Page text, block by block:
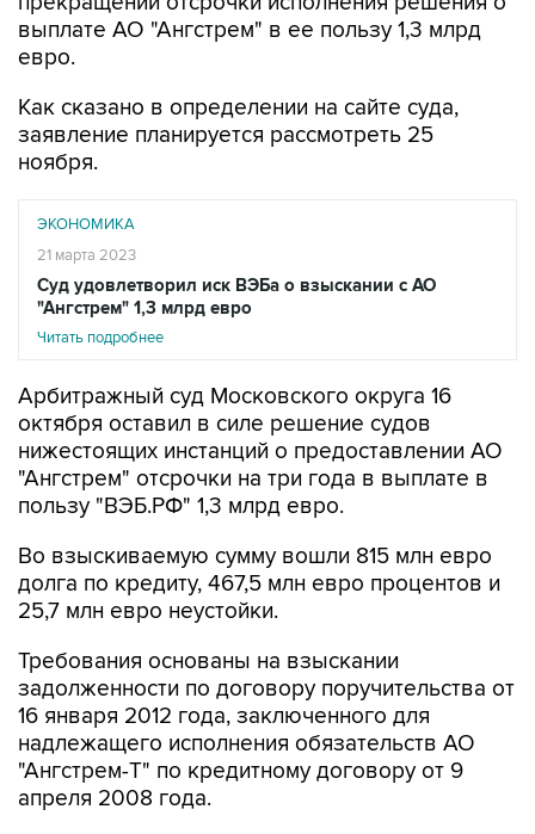
выплате АО "Ангстрем" в ее пользу 1,3 млрд
евро.
Как сказано в определении на сайте суда,
заявление планируется рассмотреть 25
ноября.
ЭКОНОМИКА
21 марта 2023
Суд удовлетворил иск ВЭБа о взыскании с АО
"Ангстрем" 1,3 млрд евро
Читать подробнее
Арбитражный суд Московского округа 16
октября оставил в силе решение судов
нижестоящих инстанций о предоставлении АО
"Ангстрем" отсрочки на три года в выплате в
пользу "ВЭБ.РФ" 1,3 млрд евро.
Во взыскиваемую сумму вошли 815 млн евро
долга по кредиту, 467,5 млн евро процентов и
25,7 млн евро неустойки.
Требования основаны на взыскании
задолженности по договору поручительства от
16 января 2012 года, заключенного для
надлежащего исполнения обязательств АО
"Ангстрем-Т" по кредитному договору от 9
апреля 2008 года.